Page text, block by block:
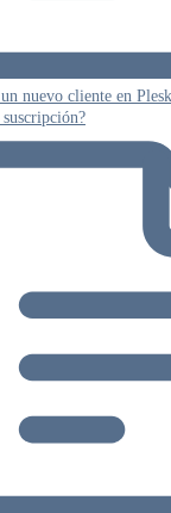
nuevo cliente en